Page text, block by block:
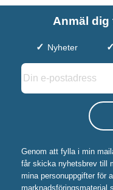
Anmäl dig
Nyheter
Genom att fylla i min
får skicka nyhetsbrev till
mina personuppgifter för
marknadsföringsmaterial